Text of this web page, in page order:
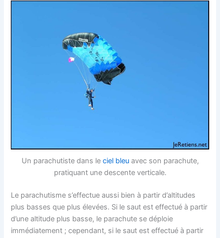
Un parachutiste dans le ciel bleuavec son parachute,
pratiquant une descente verticale.
Le parachutisme s’effectue aussi bien à partir d’altitudes
plus basses que plus élevées. Si le saut est effectué à partir
d’une altitude plus basse, le parachute se déploie
immédiatement ; cependant, si le saut est effectué à partir